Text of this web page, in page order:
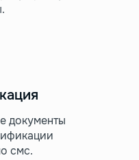
документы
смс.